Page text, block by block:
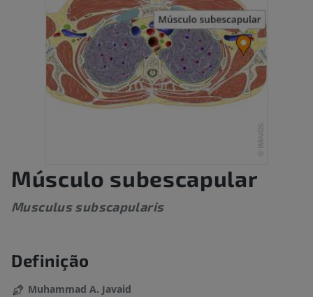
Músculo subescapular
Musculus subscapularis
Definição
Muhammad A. Javaid